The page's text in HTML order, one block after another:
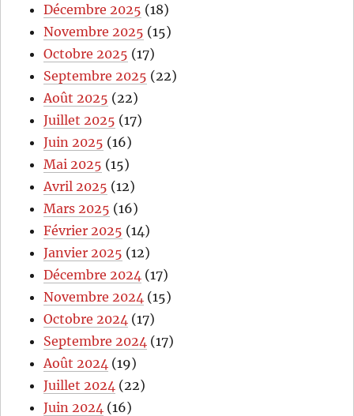
Décembre 2025 (18)
Novembre 2025 (15)
Octobre 2025 (17)
Septembre 2025 (22)
Août 2025 (22)
Juillet 2025 (17)
Juin 2025 (16)
Mai 2025 (15)
Avril 2025 (12)
Mars 2025 (16)
Février 2025 (14)
Janvier 2025 (12)
Décembre 2024 (17)
Novembre 2024 (15)
Octobre 2024 (17)
Septembre 2024 (17)
Août 2024 (19)
Juillet 2024 (22)
Juin 2024 (16)